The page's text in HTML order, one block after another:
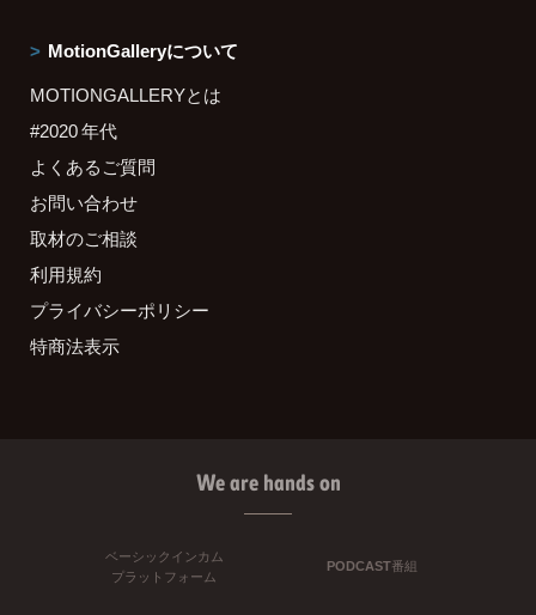
MotionGalleryについて
MOTIONGALLERYとは
#2020 年代
よくあるご質問
お問い合わせ
取材のご相談
利用規約
プライバシーポリシー
特商法表示
We are hands on
ベーシックインカム
プラットフォーム
PODCAST番組